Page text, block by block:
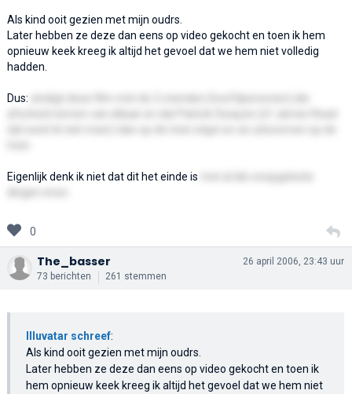
Als kind ooit gezien met mijn oudrs.
Later hebben ze deze dan eens op video gekocht en toen ik hem
opnieuw keek kreeg ik altijd het gevoel dat we hem niet volledig
hadden.
Dus:
Eigenlijk denk ik niet dat dit het einde is
0
The_basser
73 berichten 261 stemmen
26 april 2006, 23:43 uur
Illuvatar schreef:
Als kind ooit gezien met mijn oudrs.
Later hebben ze deze dan eens op video gekocht en toen ik
hem opnieuw keek kreeg ik altijd het gevoel dat we hem niet